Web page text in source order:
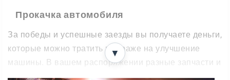
Прокачка автомобиля
За победы и успешные заезды вы получаете деньги,
которые можно тратить в гараже на улучшение
машины. В вашем распоряжении разные запчасти и
апгрейды, помогающие сделать автомобиль
▼